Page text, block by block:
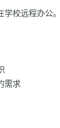
校远程办公。
需求